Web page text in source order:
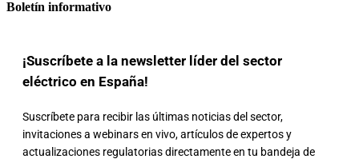
Boletín informativo
¡Suscríbete a la newsletter líder del sector
eléctrico en España!
Suscríbete para recibir las últimas noticias del sector,
invitaciones a webinars en vivo, artículos de expertos y
actualizaciones regulatorias directamente en tu bandeja de